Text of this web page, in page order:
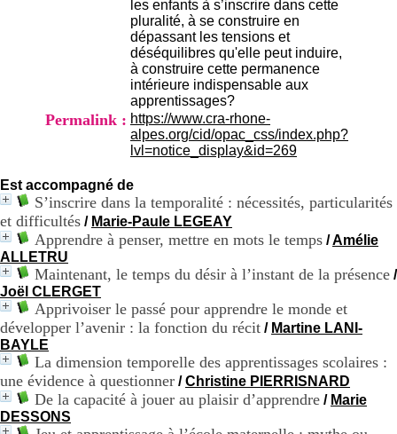
les enfants à s’inscrire dans cette
pluralité, à se construire en
dépassant les tensions et
déséquilibres qu'elle peut induire,
à construire cette permanence
intérieure indispensable aux
apprentissages?
Permalink : https://www.cra-rhone-
alpes.org/cid/opac_css/index.php?
lvl=notice_display&id=269
Est accompagné de
S’inscrire dans la temporalité : nécessités, particularités
et difficultés / Marie-Paule LEGEAY
Apprendre à penser, mettre en mots le temps /Amélie
ALLETRU
Maintenant, le temps du désir à l’instant de la présence /
Joël CLERGET
Apprivoiser le passé pour apprendre le monde et
développer l’avenir : la fonction du récit / Martine LANI-
BAYLE
La dimension temporelle des apprentissages scolaires :
une évidence à questionner /Christine PIERRISNARD
De la capacité à jouer au plaisir d’apprendre / Marie
DESSONS
e
H
o
s
p
i
t
a
l
i
l
e
V
i
a
i
e
,
b
t